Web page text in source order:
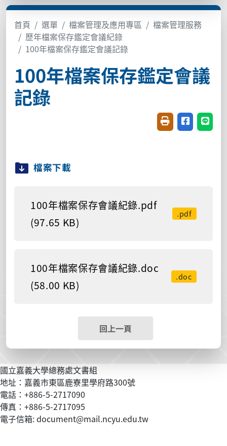
首頁 選單 檔案管理及應用專區
檔案管理服務
歷年檔案保存鑑定會議紀錄
100年檔案保存鑑定會議記錄
100年檔案保存鑑定會議
記錄
友善列印(開新視
分享至臉書
分享
檔案下載
100年檔案保存會議紀錄.pdf
(97.65 KB)
.pdf
100年檔案保存會議紀錄.doc
(58.00 KB)
.doc
回上一頁
國立嘉義大學總務處文書組
地址：嘉義市東區鹿寮里學府路300號
電話：+886-5-2717090
傳真：+886-5-2717095
電子信箱: document@mail.ncyu.edu.tw